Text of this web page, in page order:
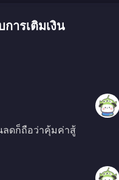
ารเติมเงิน
ลดก็ถือว่าคุ้มค่าสู้